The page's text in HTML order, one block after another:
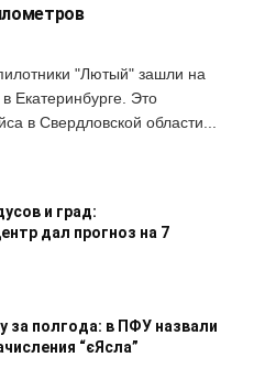
"Лютый" зашли на
Екатеринбурге. Это
в Свердловской области...
и град:
дал прогноз на 7
за полгода: в ПФУ назвали
“єЯсла”